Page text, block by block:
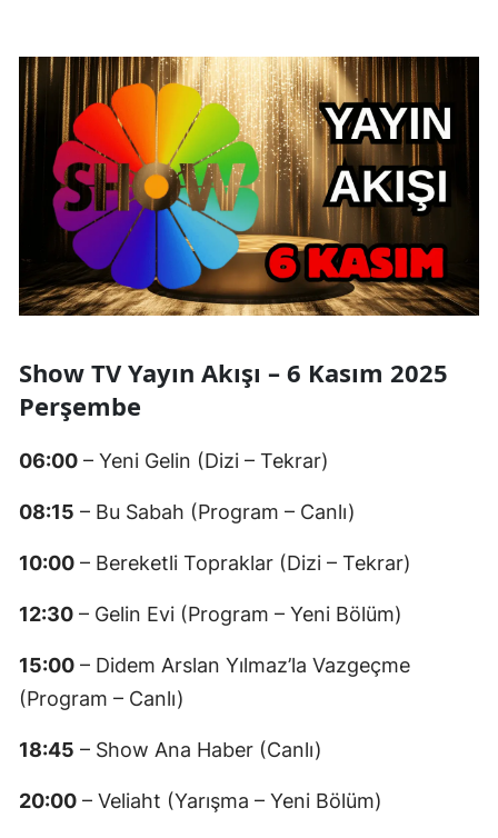
Show TV Yayın Akışı – 6 Kasım 2025
Perşembe
06:00 – Yeni Gelin (Dizi – Tekrar)
08:15 – Bu Sabah (Program – Canlı)
10:00 – Bereketli Topraklar (Dizi – Tekrar)
12:30 – Gelin Evi (Program – Yeni Bölüm)
15:00 – Didem Arslan Yılmaz’la Vazgeçme
(Program – Canlı)
18:45 – Show Ana Haber (Canlı)
20:00 – Veliaht (Yarışma – Yeni Bölüm)